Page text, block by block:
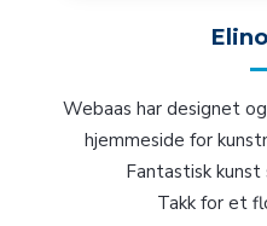
Webaas har designet
hjemmeside for
Fantastisk
Takk for et